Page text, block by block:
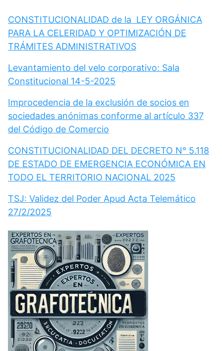
CONSTITUCIONALIDAD de la LEY ORGÁNICA
PARA LA CELERIDAD Y OPTIMIZACIÓN DE
TRÁMITES ADMINISTRATIVOS
Levantamiento del velo corporativo: Sala
Constitucional 14-5-2025
Improcedencia de la exclusión de socios en
sociedades anónimas conforme al artículo 337
del Código de Comercio
CONSTITUCIONALIDAD DEL DECRETO N° 5.118
DE ESTADO DE EMERGENCIA ECONÓMICA EN
TODO EL TERRITORIO NACIONAL 2025
TSJ: Validez del Poder Apud Acta Telemático
27/2/2025